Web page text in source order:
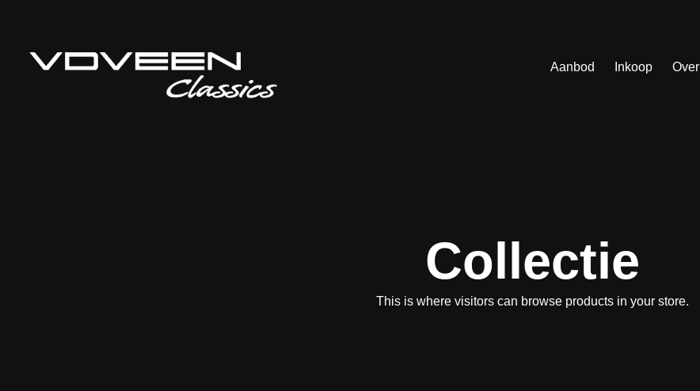
Aanbod Inkoop Over
Collectie
This is where visitors can browse products in your store.